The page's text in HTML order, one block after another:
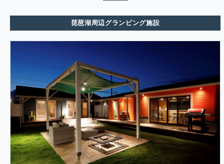
琵琶湖周辺グランピング施設